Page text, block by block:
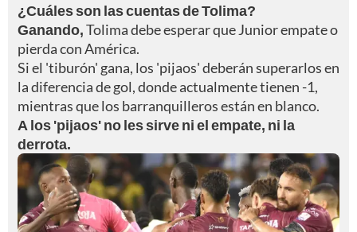
¿Cuáles son las cuentas de Tolima?
Ganando,Tolima debe esperar que Junior empate o
pierda con América.
Si el 'tiburón' gana, los 'pijaos' deberán superarlos en
la diferencia de gol, donde actualmente tienen -1,
mientras que los barranquilleros están en blanco.
A los 'pijaos' no les sirve ni el empate, ni la
derrota.